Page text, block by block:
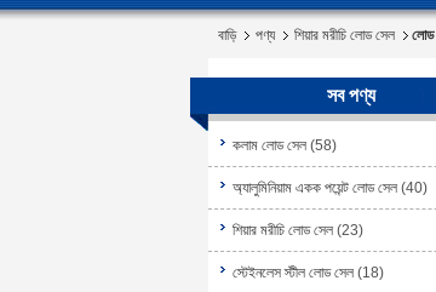
বাড়ি পণ্য শিয়ার মরীচি লোড সেল লোড
সব পণ্য
কলাম লোড সেল (58)
অ্যালুমিনিয়াম একক পয়েন্ট লোড সেল (40)
শিয়ার মরীচি লোড সেল (23)
স্টেইনলেস স্টীল লোড সেল (18)